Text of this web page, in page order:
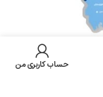
حساب کاربری من